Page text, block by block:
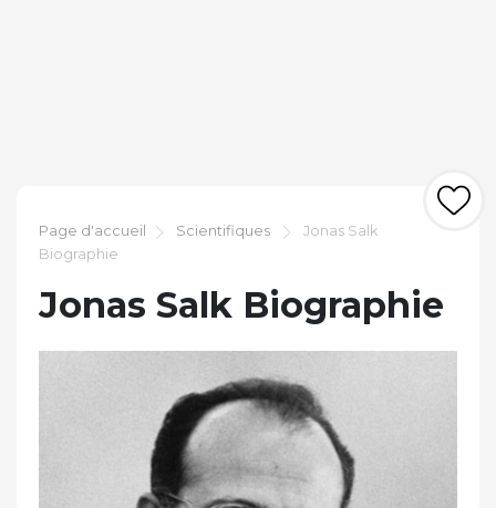
Page d'accueil Scientifiques
Jonas Salk
Biographie
Jonas Salk Biographie